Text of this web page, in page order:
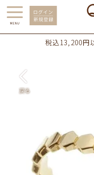
税込13,200円